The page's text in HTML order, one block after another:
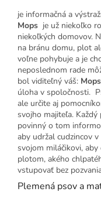
je informačná a
Mops je už niekoľko
niekoľkých domovov.
na bránu domu, plot
voľne pohybuje a je
neposlednom rade
bol viditeľný váš: Mops
úloha v spoločnosti.
ale určite aj
svojho majiteľa.
povinný o tom
aby udržal cudzincov
svojom miláčikovi,
plotom, akého
vstupovať bez
Plemená psov a